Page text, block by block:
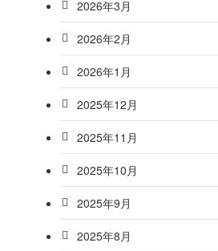
2026年3月
2026年2月
2026年1月
2025年12月
2025年11月
2025年10月
2025年9月
2025年8月